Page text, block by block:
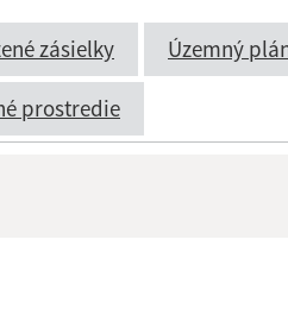
zásielky Územný
prostredie